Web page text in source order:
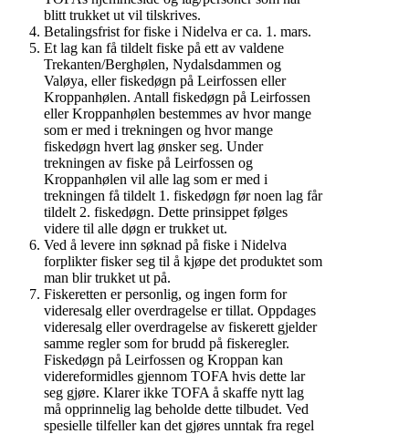
blitt trukket ut vil tilskrives.
Betalingsfrist for fiske i Nidelva er ca. 1. mars.
Et lag kan få tildelt fiske på ett av valdene
Trekanten/Berghølen, Nydalsdammen og
Valøya, eller fiskedøgn på Leirfossen eller
Kroppanhølen. Antall fiskedøgn på Leirfossen
eller Kroppanhølen bestemmes av hvor mange
som er med i trekningen og hvor mange
fiskedøgn hvert lag ønsker seg. Under
trekningen av fiske på Leirfossen og
Kroppanhølen vil alle lag som er med i
trekningen få tildelt 1. fiskedøgn før noen lag får
tildelt 2. fiskedøgn. Dette prinsippet følges
videre til alle døgn er trukket ut.
Ved å levere inn søknad på fiske i Nidelva
forplikter fisker seg til å kjøpe det produktet som
man blir trukket ut på.
Fiskeretten er personlig, og ingen form for
videresalg eller overdragelse er tillat. Oppdages
videresalg eller overdragelse av fiskerett gjelder
samme regler som for brudd på fiskeregler.
Fiskedøgn på Leirfossen og Kroppan kan
videreformidles gjennom TOFA hvis dette lar
seg gjøre. Klarer ikke TOFA å skaffe nytt lag
må opprinnelig lag beholde dette tilbudet. Ved
spesielle tilfeller kan det gjøres unntak fra regel